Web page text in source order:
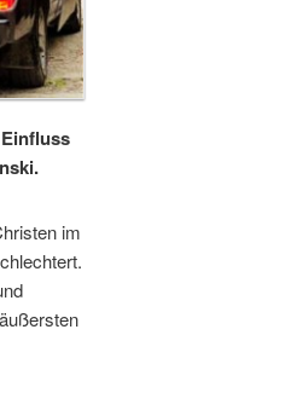
im